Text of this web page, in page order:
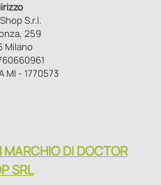
S.r.l.
259
Milano
MI - 1770573
DI DOCTOR
SRL